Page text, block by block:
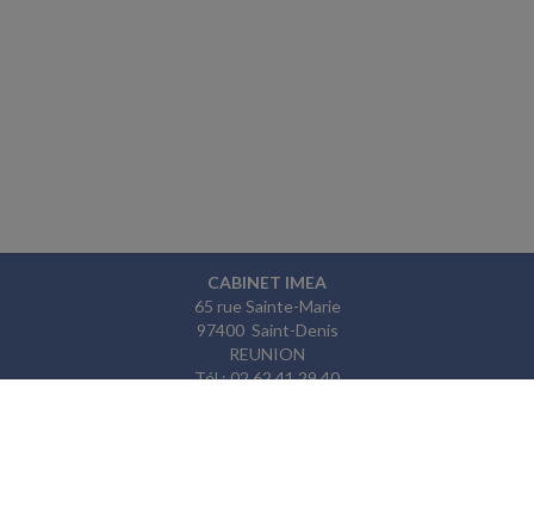
CABINET IMEA
65 rue Sainte-Marie
97400 Saint-Denis
REUNION
Tél : 02 62 41 29 40